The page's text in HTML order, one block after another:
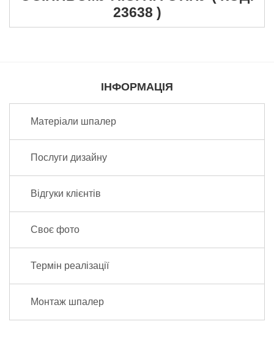
Надіслати відгук
23638 )
ІНФОРМАЦІЯ
Матеріали шпалер
Послуги дизайну
Відгуки клієнтів
Своє фото
Термін реалізації
Монтаж шпалер